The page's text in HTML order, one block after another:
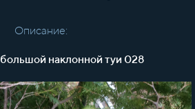
Описание:
наклонной туи 028